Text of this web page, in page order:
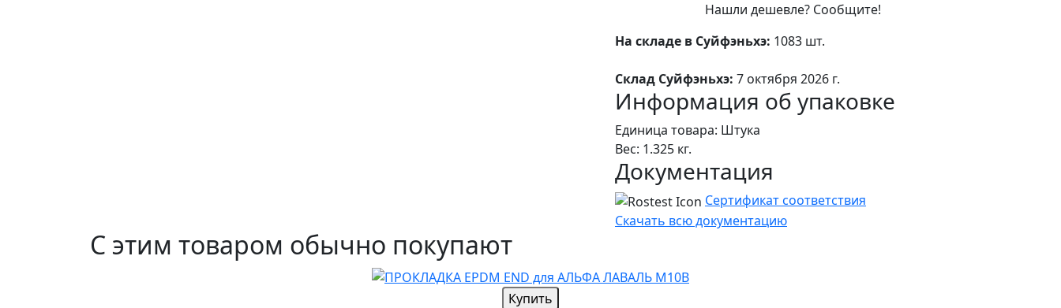
Нашли дешевле? Сообщите!
На складе в Суйфэньхэ: 1083 шт.
Склад Суйфэньхэ: 7 октября 2026 г.
Информация об упаковке
Единица товара: Штука
Вес: 1.325 кг.
Документация
Сертификат соответствия
Скачать всю документацию
С этим товаром обычно покупают
Купить